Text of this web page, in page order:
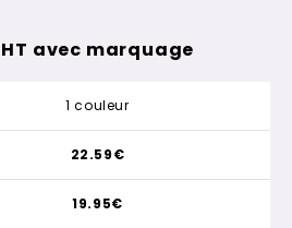
avec marquage
1 couleur
22.59€
19.95€